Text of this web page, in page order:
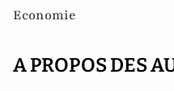
Economie
A PROPOS DES